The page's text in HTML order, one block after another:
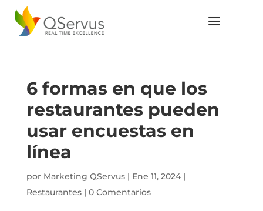
6 formas en que los
restaurantes pueden
usar encuestas en
línea
por Marketing QServus| Ene 11, 2024|
Restaurantes| 0 Comentarios